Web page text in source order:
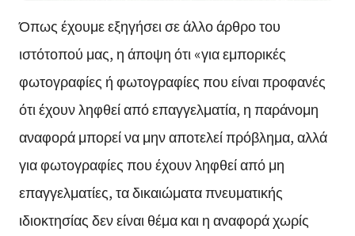
Όπως έχουμε εξηγήσει σε άλλο άρθρο του
ιστότοπού μας, η άποψη ότι «για εμπορικές
φωτογραφίες ή φωτογραφίες που είναι προφανές
ότι έχουν ληφθεί από επαγγελματία, η παράνομη
αναφορά μπορεί να μην αποτελεί πρόβλημα, αλλά
για φωτογραφίες που έχουν ληφθεί από μη
επαγγελματίες, τα δικαιώματα πνευματικής
ιδιοκτησίας δεν είναι θέμα και η αναφορά χωρίς